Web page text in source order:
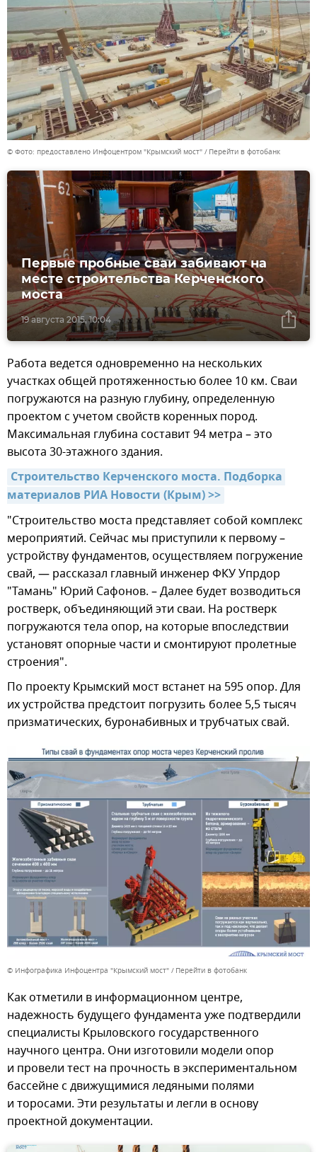
© Фото: предоставлено Инфоцентром "Крымский мост" Перейти в фотобанк
19 августа 2015, 10:04
Первые пробные сваи забивают на
месте строительства Керченского
моста
Работа ведется одновременно на нескольких
участках общей протяженностью более 10 км. Сваи
погружаются на разную глубину, определенную
проектом с учетом свойств коренных пород.
Максимальная глубина составит 94 метра – это
высота 30-этажного здания.
Строительство Керченского моста. Подборка
материалов РИА Новости (Крым) >>
"Строительство моста представляет собой комплекс
мероприятий. Сейчас мы приступили к первому –
устройству фундаментов, осуществляем погружение
свай, — рассказал главный инженер ФКУ Упрдор
"Тамань" Юрий Сафонов. – Далее будет возводиться
ростверк, объединяющий эти сваи. На ростверк
погружаются тела опор, на которые впоследствии
установят опорные части и смонтируют пролетные
строения".
По проекту Крымский мост встанет на 595 опор. Для
их устройства предстоит погрузить более 5,5 тысяч
призматических, буронабивных и трубчатых свай.
© Инфографика Инфоцентра "Крымский мост" Перейти в фотобанк
Как отметили в информационном центре,
надежность будущего фундамента уже подтвердили
специалисты Крыловского государственного
научного центра. Они изготовили модели опор
и провели тест на прочность в экспериментальном
бассейне с движущимися ледяными полями
и торосами. Эти результаты и легли в основу
проектной документации.